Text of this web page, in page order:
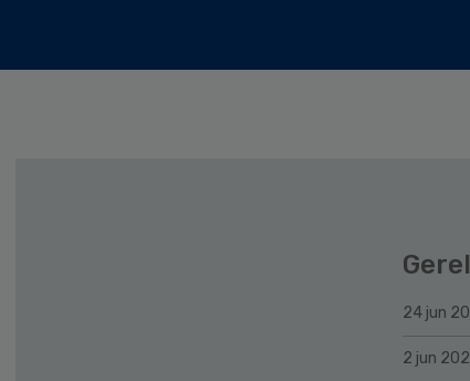
24 jun
2 jun